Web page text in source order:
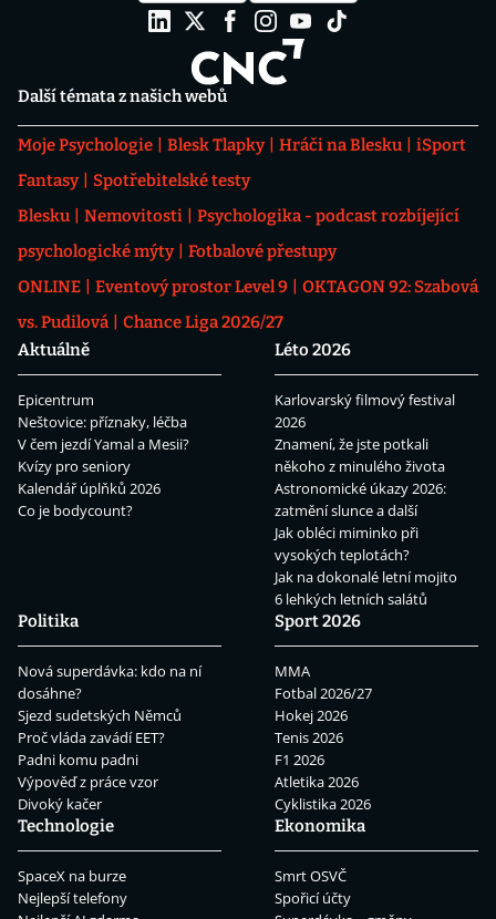
Další témata z našich webů
Moje Psychologie Blesk Tlapky Hráči na Blesku
iSport
Fantasy
Spotřebitelské testy
Blesku
Nemovitosti
Psychologika - podcast rozbíjející
psychologické mýty
Fotbalové přestupy
ONLINE
Eventový prostor Level 9
OKTAGON 92: Szabová
vs. Pudilová
Chance Liga 2026/27
Aktuálně
Epicentrum
Neštovice: příznaky, léčba
V čem jezdí Yamal a Mesii?
Kvízy pro seniory
Kalendář úplňků 2026
Co je bodycount?
Léto 2026
Karlovarský filmový festival
2026
Znamení, že jste potkali
někoho z minulého života
Astronomické úkazy 2026:
zatmění slunce a další
Jak obléci miminko při
vysokých teplotách?
Jak na dokonalé letní mojito
6 lehkých letních salátů
Politika
Nová superdávka: kdo na ní
dosáhne?
Sjezd sudetských Němců
Proč vláda zavádí EET?
Padni komu padni
Výpověď z práce vzor
Divoký kačer
Sport 2026
MMA
Fotbal 2026/27
Hokej 2026
Tenis 2026
F1 2026
Atletika 2026
Cyklistika 2026
Technologie
SpaceX na burze
Nejlepší telefony
Ekonomika
Smrt OSVČ
Spořicí účty